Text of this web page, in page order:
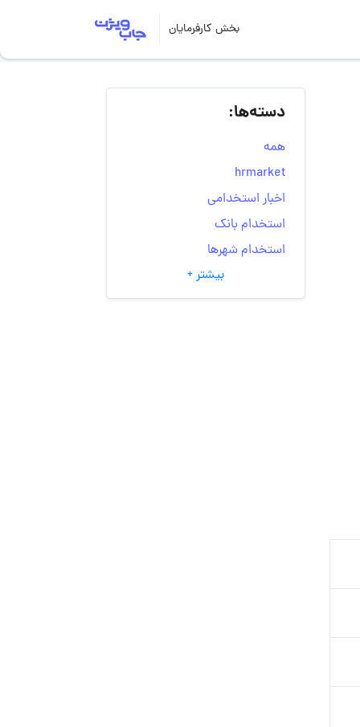
بخش کارفرمایان
دسته‌ها:
همه
hrmarket
اخبار استخدامی
استخدام بانک
استخدام شهرها
انتخاب مسیر شغلی
به‌روزرسانی‌های سایت
بیشتر +